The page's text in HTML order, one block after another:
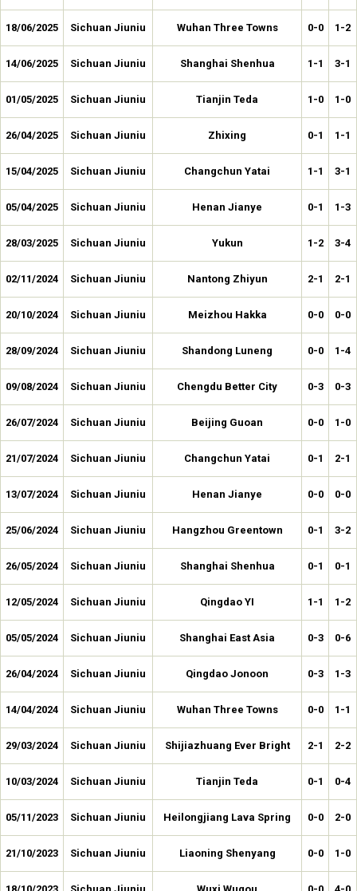
18/06/2025 Sichuan Jiuniu Wuhan Three Towns 0-0 1-2
14/06/2025 Sichuan Jiuniu Shanghai Shenhua 1-1 3-1
01/05/2025 Sichuan Jiuniu Tianjin Teda 1-0 1-0
26/04/2025 Sichuan Jiuniu Zhixing 0-1 1-1
15/04/2025 Sichuan Jiuniu Changchun Yatai 1-1 3-1
05/04/2025 Sichuan Jiuniu Henan Jianye 0-1 1-3
28/03/2025 Sichuan Jiuniu Yukun 1-2 3-4
02/11/2024 Sichuan Jiuniu Nantong Zhiyun 2-1 2-1
20/10/2024 Sichuan Jiuniu Meizhou Hakka 0-0 0-0
28/09/2024 Sichuan Jiuniu Shandong Luneng 0-0 1-4
09/08/2024 Sichuan Jiuniu Chengdu Better City 0-3 0-3
26/07/2024 Sichuan Jiuniu Beijing Guoan 0-0 1-0
21/07/2024 Sichuan Jiuniu Changchun Yatai 0-1 2-1
13/07/2024 Sichuan Jiuniu Henan Jianye 0-0 0-0
25/06/2024 Sichuan Jiuniu Hangzhou Greentown 0-1 3-2
26/05/2024 Sichuan Jiuniu Shanghai Shenhua 0-1 0-1
12/05/2024 Sichuan Jiuniu Qingdao YI 1-1 1-2
05/05/2024 Sichuan Jiuniu Shanghai East Asia 0-3 0-6
26/04/2024 Sichuan Jiuniu Qingdao Jonoon 0-3 1-3
14/04/2024 Sichuan Jiuniu Wuhan Three Towns 0-0 1-1
29/03/2024 Sichuan Jiuniu Shijiazhuang Ever Bright 2-1 2-2
10/03/2024 Sichuan Jiuniu Tianjin Teda 0-1 0-4
05/11/2023 Sichuan Jiuniu Heilongjiang Lava Spring 0-0 2-0
21/10/2023 Sichuan Jiuniu Liaoning Shenyang 0-0 1-0